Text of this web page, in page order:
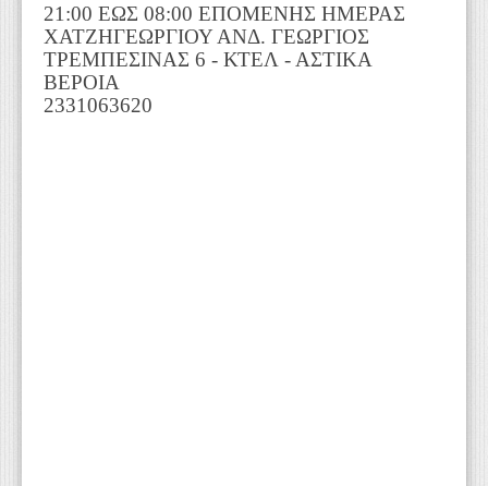
21:00 ΕΩΣ 08:00 ΕΠΟΜΕΝΗΣ ΗΜΕΡΑΣ
ΧΑΤΖΗΓΕΩΡΓΙΟΥ ΑΝΔ. ΓΕΩΡΓΙΟΣ
ΤΡΕΜΠΕΣΙΝΑΣ 6 - ΚΤΕΛ - ΑΣΤΙΚΑ
ΒΕΡΟΙΑ
2331063620